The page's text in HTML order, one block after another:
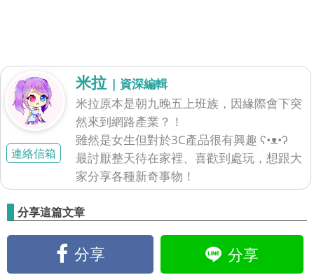
連絡信箱
米拉 | 資深編輯
米拉原本是朝九晚五上班族，因緣際會下突
然來到網路產業？！
雖然是女生但對於3C產品很有興趣 ʕ•ᴥ•ʔ
最討厭整天待在家裡、喜歡到處玩，想跟大
家分享各種新奇事物！
分享這篇文章
分享 分享